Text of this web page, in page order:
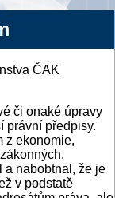
ČAK
či onaké úpravy
právní předpisy.
z ekonomie,
a nabobtnal, že je
v podstatě